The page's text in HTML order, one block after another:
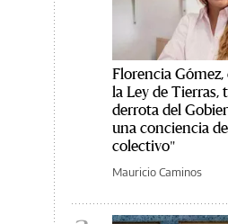
Florencia
la Ley de Tierras,
derrota del
una conciencia
colectivo"
Mauricio Caminos